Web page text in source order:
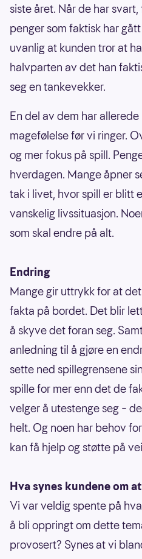
siste året. Når de har
penger som faktisk har
uvanlig at kunden tror at
halvparten av det han
seg en tankevekker.
En del av dem har
magefølelse før vi ringer.
og mer fokus på spill.
hverdagen. Mange åpner
tak i livet, hvor spill er blitt
vanskelig livssituasjon.
som skal endre på alt.
Endring
Mange gir uttrykk for at
fakta på bordet. Det blir
å skyve det foran seg.
anledning til å gjøre en
sette ned spillegrensene
spille for mer enn det de
velger å utestenge seg –
helt. Og noen har behov
kan få hjelp og støtte på
Hva synes kundene om
Vi var veldig spente på
å bli oppringt om dette
provosert? Synes at vi